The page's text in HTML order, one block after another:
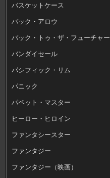
バスケットケース
バック・アロウ
バック・トゥ・ザ・フューチャー
バンダイセール
パシフィック・リム
パニック
パペット・マスター
ヒーロー・ヒロイン
ファンタシースター
ファンタジー
ファンタジー（映画）